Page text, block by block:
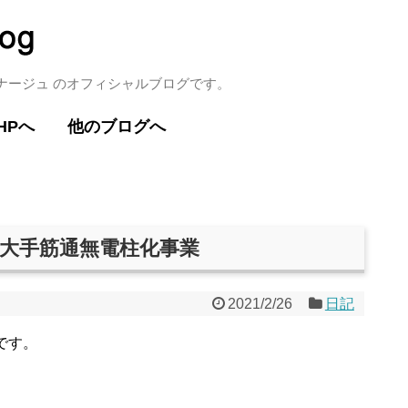
ジュ のオフィシャルブログです。
へ 他のブログへ
手筋通無電柱化事業
2021/2/26 日記
。